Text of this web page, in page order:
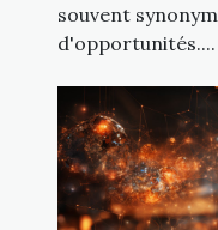
souvent
d'opportunités....